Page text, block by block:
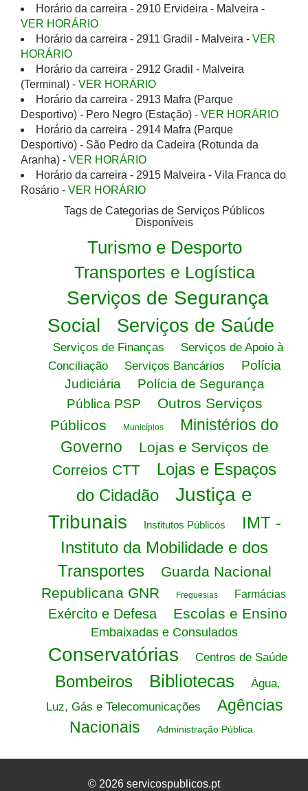
Horário da carreira - 2910 Ervideira - Malveira -
VER HORÁRIO
Horário da carreira - 2911 Gradil - Malveira - VER
HORÁRIO
Horário da carreira - 2912 Gradil - Malveira
(Terminal) - VER HORÁRIO
Horário da carreira - 2913 Mafra (Parque
Desportivo) - Pero Negro (Estação) - VER HORÁRIO
Horário da carreira - 2914 Mafra (Parque
Desportivo) - São Pedro da Cadeira (Rotunda da
Aranha) - VER HORÁRIO
Horário da carreira - 2915 Malveira - Vila Franca do
Rosário - VER HORÁRIO
Tags de Categorias de Serviços Públicos
Disponíveis
Turismo e Desporto
Transportes e Logística
Serviços de Segurança
Social
Serviços de Saúde
Serviços de Finanças
Serviços de Apoio à
Conciliação
Serviços Bancários
Polícia
Judiciária
Polícia de Segurança
Pública PSP
Outros Serviços
Públicos
Municípios
Ministérios do
Governo
Lojas e Serviços de
Correios CTT
Lojas e Espaços
do Cidadão
Justiça e
Tribunais
Institutos Públicos
IMT -
Instituto da Mobilidade e dos
Transportes
Guarda Nacional
Republicana GNR
Freguesias Farmácias
Exército e Defesa Escolas e Ensino
Embaixadas e Consulados
Conservatórias Centros de Saúde
Bombeiros Bibliotecas
Água,
Luz, Gás e Telecomunicações
Agências
Nacionais
Administração Pública
© 2026 servicospublicos.pt